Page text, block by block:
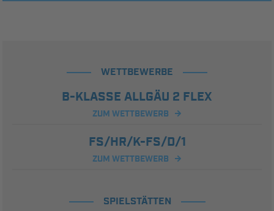
WETTBEWERBE
B-KLASSE ALLGÄU 2 FLEX
ZUM WETTBEWERB
FS/HR/K-FS/D/1
ZUM WETTBEWERB
SPIELSTÄTTEN